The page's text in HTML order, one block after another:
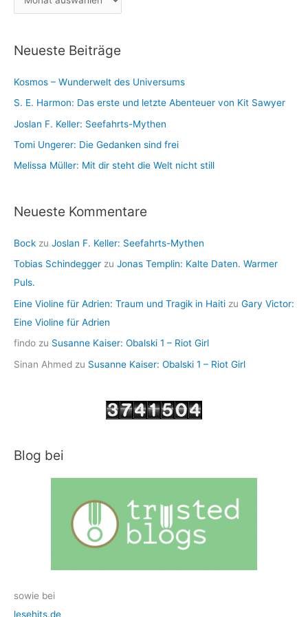
e
r
h
v
Neueste Beiträge
Kosmos – Wunderwelt des Universums
S. E. Harmon: Das erste und letzte Abenteuer von Kit Sawyer
Joslan F. Keller: Seefahrts-Mythen
Tomi Ungerer: Die Gedanken sind frei
Melissa Müller: Mit dir steht die Welt nicht still
Neueste Kommentare
Bock zu Joslan F. Keller: Seefahrts-Mythen
Tobias Schindegger zu Jonas Templin: Kalte Daten. Warmer
Puls.
Eine Violine für Adrien: Traum und Tragik in Haiti zu Gary Victor:
Eine Violine für Adrien
findo zu Susanne Kaiser: Obalski 1 – Riot Girl
Sinan Ahmed zu Susanne Kaiser: Obalski 1 – Riot Girl
Blog bei
sowie bei
lesehits.de